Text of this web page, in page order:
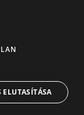
ELUTASÍTÁSA